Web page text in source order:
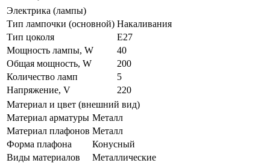
Электрика (лампы)
Тип лампочки (основной) Накаливания
Тип цоколя
E27
Мощность лампы, W
40
Общая мощность, W
200
Количество ламп
5
Напряжение, V
220
Материал и цвет (внешний вид)
Материал арматуры Металл
Материал плафонов Металл
Форма плафона
Конусный
Виды материалов
Металлические